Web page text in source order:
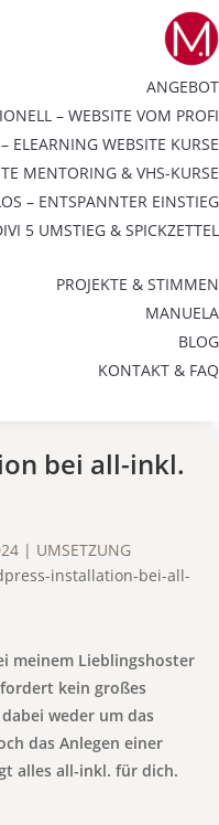
ANGEBOT
– WEBSITE VOM PROFI
ELEARNING WEBSITE KURSE
MENTORING & VHS-KURSE
– ENTSPANNTER EINSTIEG
5 UMSTIEG & SPICKZETTEL
PROJEKTE & STIMMEN
MANUELA
BLOG
KONTAKT & FAQ
bei all-inkl.
| UMSETZUNG
meinem Lieblingshoster
kein großes
weder um das
das Anlegen einer
alles all-inkl. für dich.